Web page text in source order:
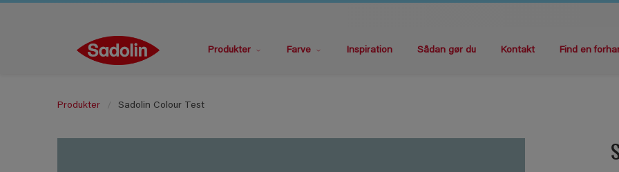
Produkter Farve Inspiration Sådan gør du Kontakt Find en
Produkter Sadolin Colour Test